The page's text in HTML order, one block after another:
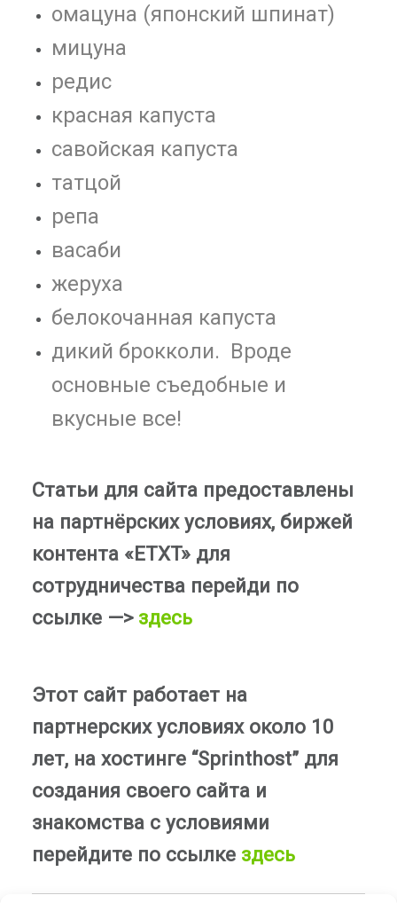
омацуна (японский шпинат)
мицуна
редис
красная капуста
савойская капуста
татцой
репа
васаби
жеруха
белокочанная капуста
дикий брокколи. Вроде
основные съедобные и
вкусные все!
Статьи для сайта предоставлены
на партнёрских условиях, биржей
контента «ETXT» для
сотрудничества перейди по
ссылке —> здесь
Этот сайт работает на
партнерских условиях около 10
лет, на хостинге “Sprinthost” для
создания своего сайта и
знакомства с условиями
перейдите по ссылке здесь